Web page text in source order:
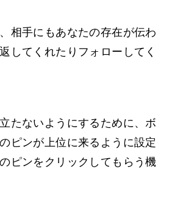
相手にもあなたの存在が伝わ
してくれたりフォローしてく
たないようにするために、ボ
ピンが上位に来るように設定
ピンをクリックしてもらう機